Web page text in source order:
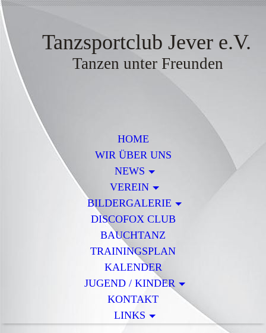
Tanzsportclub Jever e.V.
Tanzen unter Freunden
HOME
WIR ÜBER UNS
NEWS
VEREIN
BILDERGALERIE
DISCOFOX CLUB
BAUCHTANZ
TRAININGSPLAN
KALENDER
JUGEND / KINDER
KONTAKT
LINKS